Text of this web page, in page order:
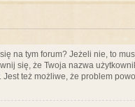
na tym forum? Jeżeli nie, to
się, że Twoja nazwa
też możliwe, że problem